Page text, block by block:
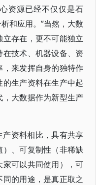
资源已经不仅仅是石
和应用。”当然，大数
存在，更不可能独立
技术、机器设备、资
来发挥自身的独特作
生产资料在生产中起
大数据作为新型生产
资料相比，具有共享
、可复制性（非稀缺
可以共同使用），可
的用途，是真正取之